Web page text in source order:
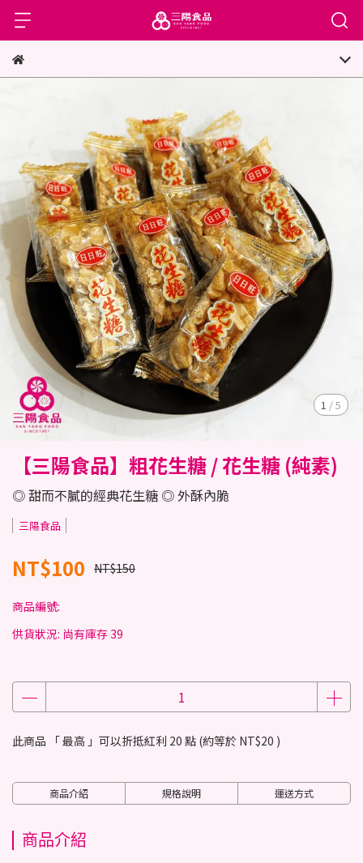
1 /5
【三陽食品】粗花生糖 / 花生糖 (純素)
◎ 甜而不膩的經典花生糖 ◎ 外酥內脆
三陽食品
NT$100 NT$150
商品編號:
供貨狀況: 尚有庫存 39
此商品 「 最高 」可以折抵紅利 20 點 (約等於 NT$20 )
商品介紹 規格說明 運送方式
商品介紹